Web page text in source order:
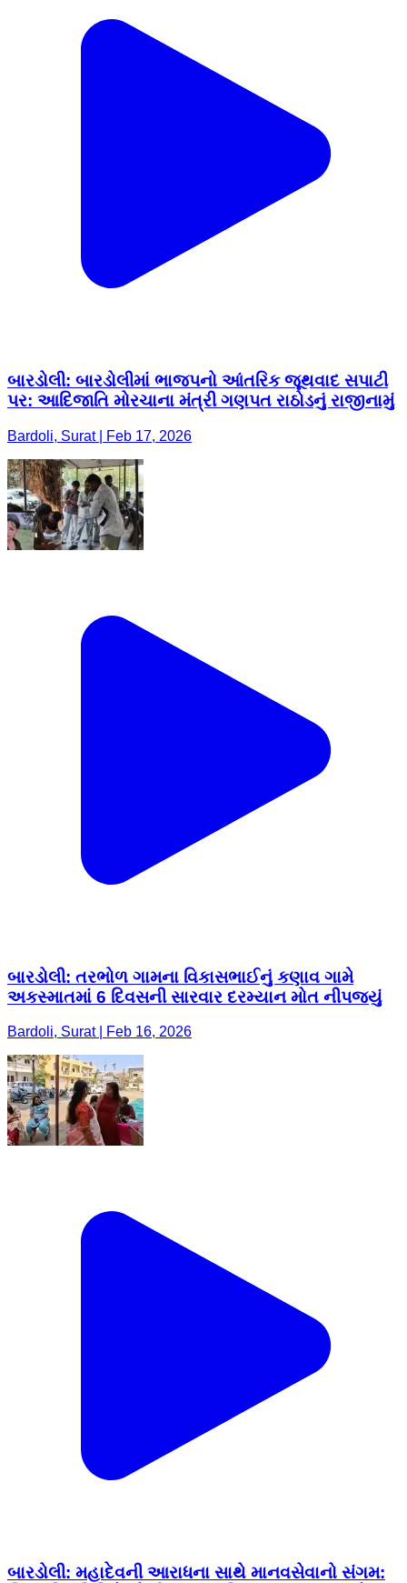
બારડોલી: બારડોલીમાં ભાજપનો આંતરિક જૂથવાદ સપાટી
પર: આદિજાતિ મોરચાના મંત્રી ગણપત રાઠોડનું રાજીનામું
Bardoli, Surat | Feb 17, 2026
બારડોલી: તરભોળ ગામના વિકાસભાઈનું કણાવ ગામે
અકસ્માતમાં 6 દિવસની સારવાર દરમ્યાન મોત નીપજ્યું
Bardoli, Surat | Feb 16, 2026
બારડોલી: મહાદેવની આરાધના સાથે માનવસેવાનો સંગમ: